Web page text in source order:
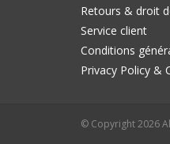
Retours & droit
Service client
Conditions
Privacy Policy &
© Copyright 2026